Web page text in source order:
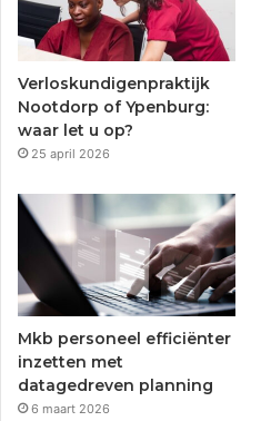
o
o
k
r
Verloskundigenpraktijk
Nootdorp of Ypenburg:
waar let u op?
25 april 2026
Mkb personeel efficiënter
inzetten met
datagedreven planning
6 maart 2026